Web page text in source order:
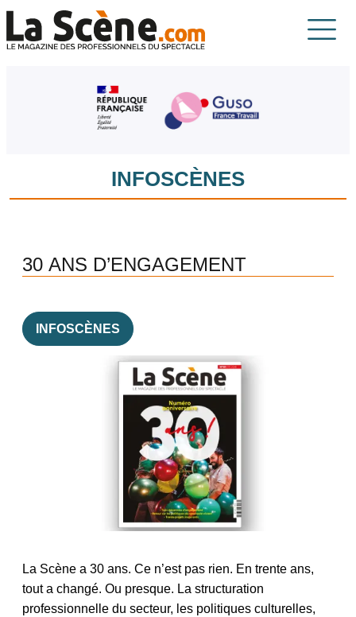
INFOSCÈNES
30 ANS D’ENGAGEMENT
INFOSCÈNES
La Scène a 30 ans. Ce n’est pas rien. En trente ans,
tout a changé. Ou presque. La structuration
professionnelle du secteur, les politiques culturelles,